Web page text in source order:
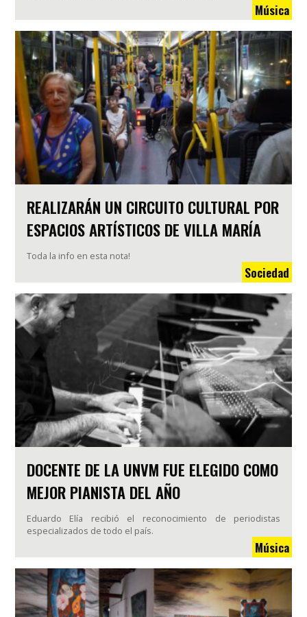
Música
REALIZARÁN UN CIRCUITO CULTURAL POR
ESPACIOS ARTÍSTICOS DE VILLA MARÍA
Toda la info en esta nota!
Sociedad
DOCENTE DE LA UNVM FUE ELEGIDO COMO
MEJOR PIANISTA DEL AÑO
Eduardo Elía recibió el reconocimiento de periodistas
especializados de todo el país.
Música